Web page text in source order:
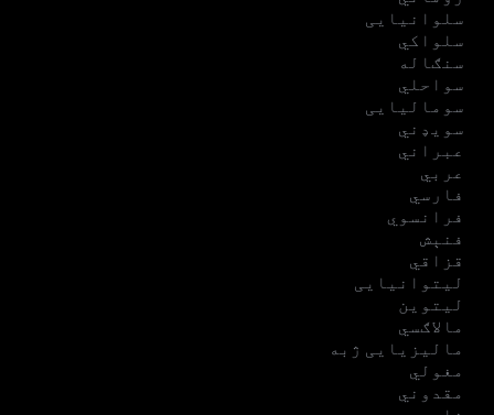
سلوانیایی
سلواکي
سنګاله
سواحلي
سومالیایی
سویډني
عبراني
عربي
فارسي
فرانسوي
فنېش
قزاقي
لیتوانیایی
لیتوین
مالاګسي
مالیزیایی ژبه
مغولي
مقدوني